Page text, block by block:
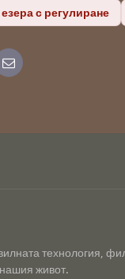
с регулиране
E-
mail
технология,
живот.